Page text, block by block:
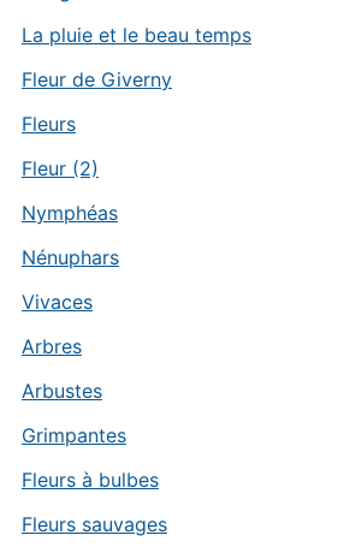
La pluie et le beau temps
Fleur de Giverny
Fleurs
Fleur (2)
Nymphéas
Nénuphars
Vivaces
Arbres
Arbustes
Grimpantes
Fleurs à bulbes
Fleurs sauvages